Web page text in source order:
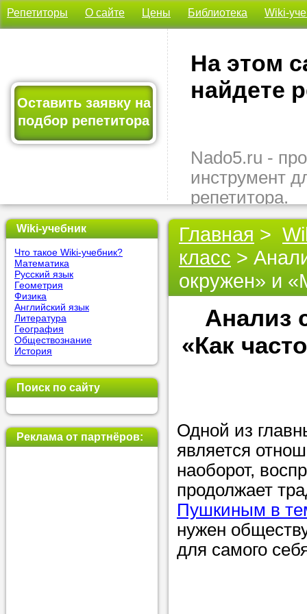
Репетиторы О сайте Цены Библиотека Wiki-
Оставить заявку на
подбор репетитора
На этом
найдете
Nado5.ru -
инструмент
репетитора.
Здесь вы
подходящего
быстро,
бесплатно.
Оставьте
позвоните
репетитора,
используя
Получите
Wiki-учебник
Что такое Wiki-учебник?
Математика
Русский язык
Геометрия
Физика
Английский язык
Литература
География
Обществознание
История
Поиск по сайту
Реклама от партнёров:
Главная >
класс >
окружен» и
Анализ
«Как
Одной из
является
наоборот,
продолжает
Пушкиным в
нужен
для самого